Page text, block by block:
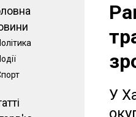
У